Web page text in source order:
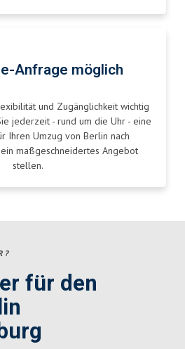
Anfrage möglich
und Zugänglichkeit wichtig
jederzeit - rund um die Uhr - eine
Ihren Umzug von Berlin nach
maßgeschneidertes Angebot
stellen.
für den